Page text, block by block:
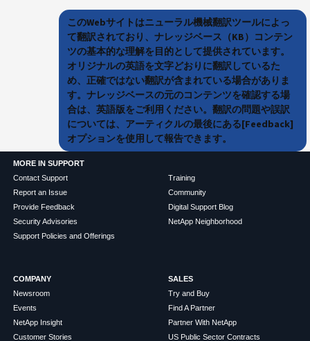
このWebサイトはニューラル機械翻訳ツールによっ
て翻訳されており、ナレッジベース（KB）コンテン
ツの基本的な理解を目的として提供されています。
オリジナルの英語を文字どおりに翻訳しているた
め、正確ではない翻訳が含まれている場合がありま
す。ナレッジベースの元のコンテンツを確認する場
合は、英語版をご利用ください。翻訳の問題や誤訳
については、アーティクルの最後にある[Feedback]
オプションを使用して報告できます。
MORE IN SUPPORT
Contact Support
Report an Issue
Provide Feedback
Security Advisories
Support Policies and Offerings
Training
Community
Digital Support Blog
NetApp Neighborhood
COMPANY
Newsroom
Events
NetApp Insight
Customer Stories
SALES
Try and Buy
Find A Partner
Partner With NetApp
US Public Sector Contracts